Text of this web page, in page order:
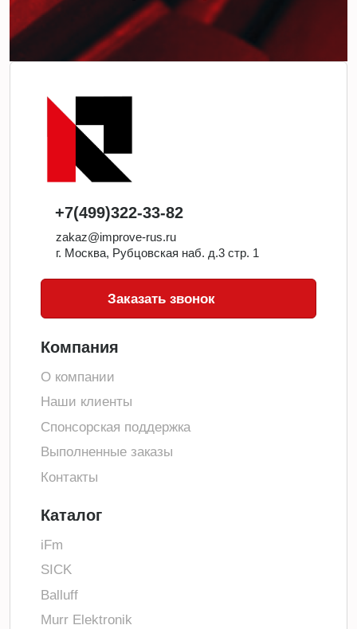
+7(499)322-33-82
zakaz@improve-rus.ru
г. Москва, Рубцовская наб. д.3 стр. 1
Заказать звонок
Компания
О компании
Наши клиенты
Спонсорская поддержка
Выполненные заказы
Контакты
Каталог
iFm
SICK
Balluff
Murr Elektronik